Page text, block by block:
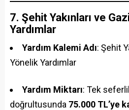
7. Şehit Yakınları ve
Yardımlar
Yardım Kalemi Adı: Şehit
Yönelik Yardımlar
Yardım Miktarı: Tek
doğrultusunda 75.000 TL’ye